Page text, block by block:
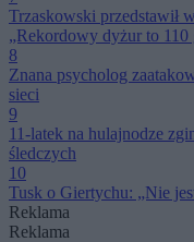
Trzaskowski przedstawił
„Rekordowy dyżur to 110
8
Znana psycholog
sieci
9
11-latek na hulajnodze
śledczych
10
Tusk o Giertychu: „Nie
Reklama
Reklama